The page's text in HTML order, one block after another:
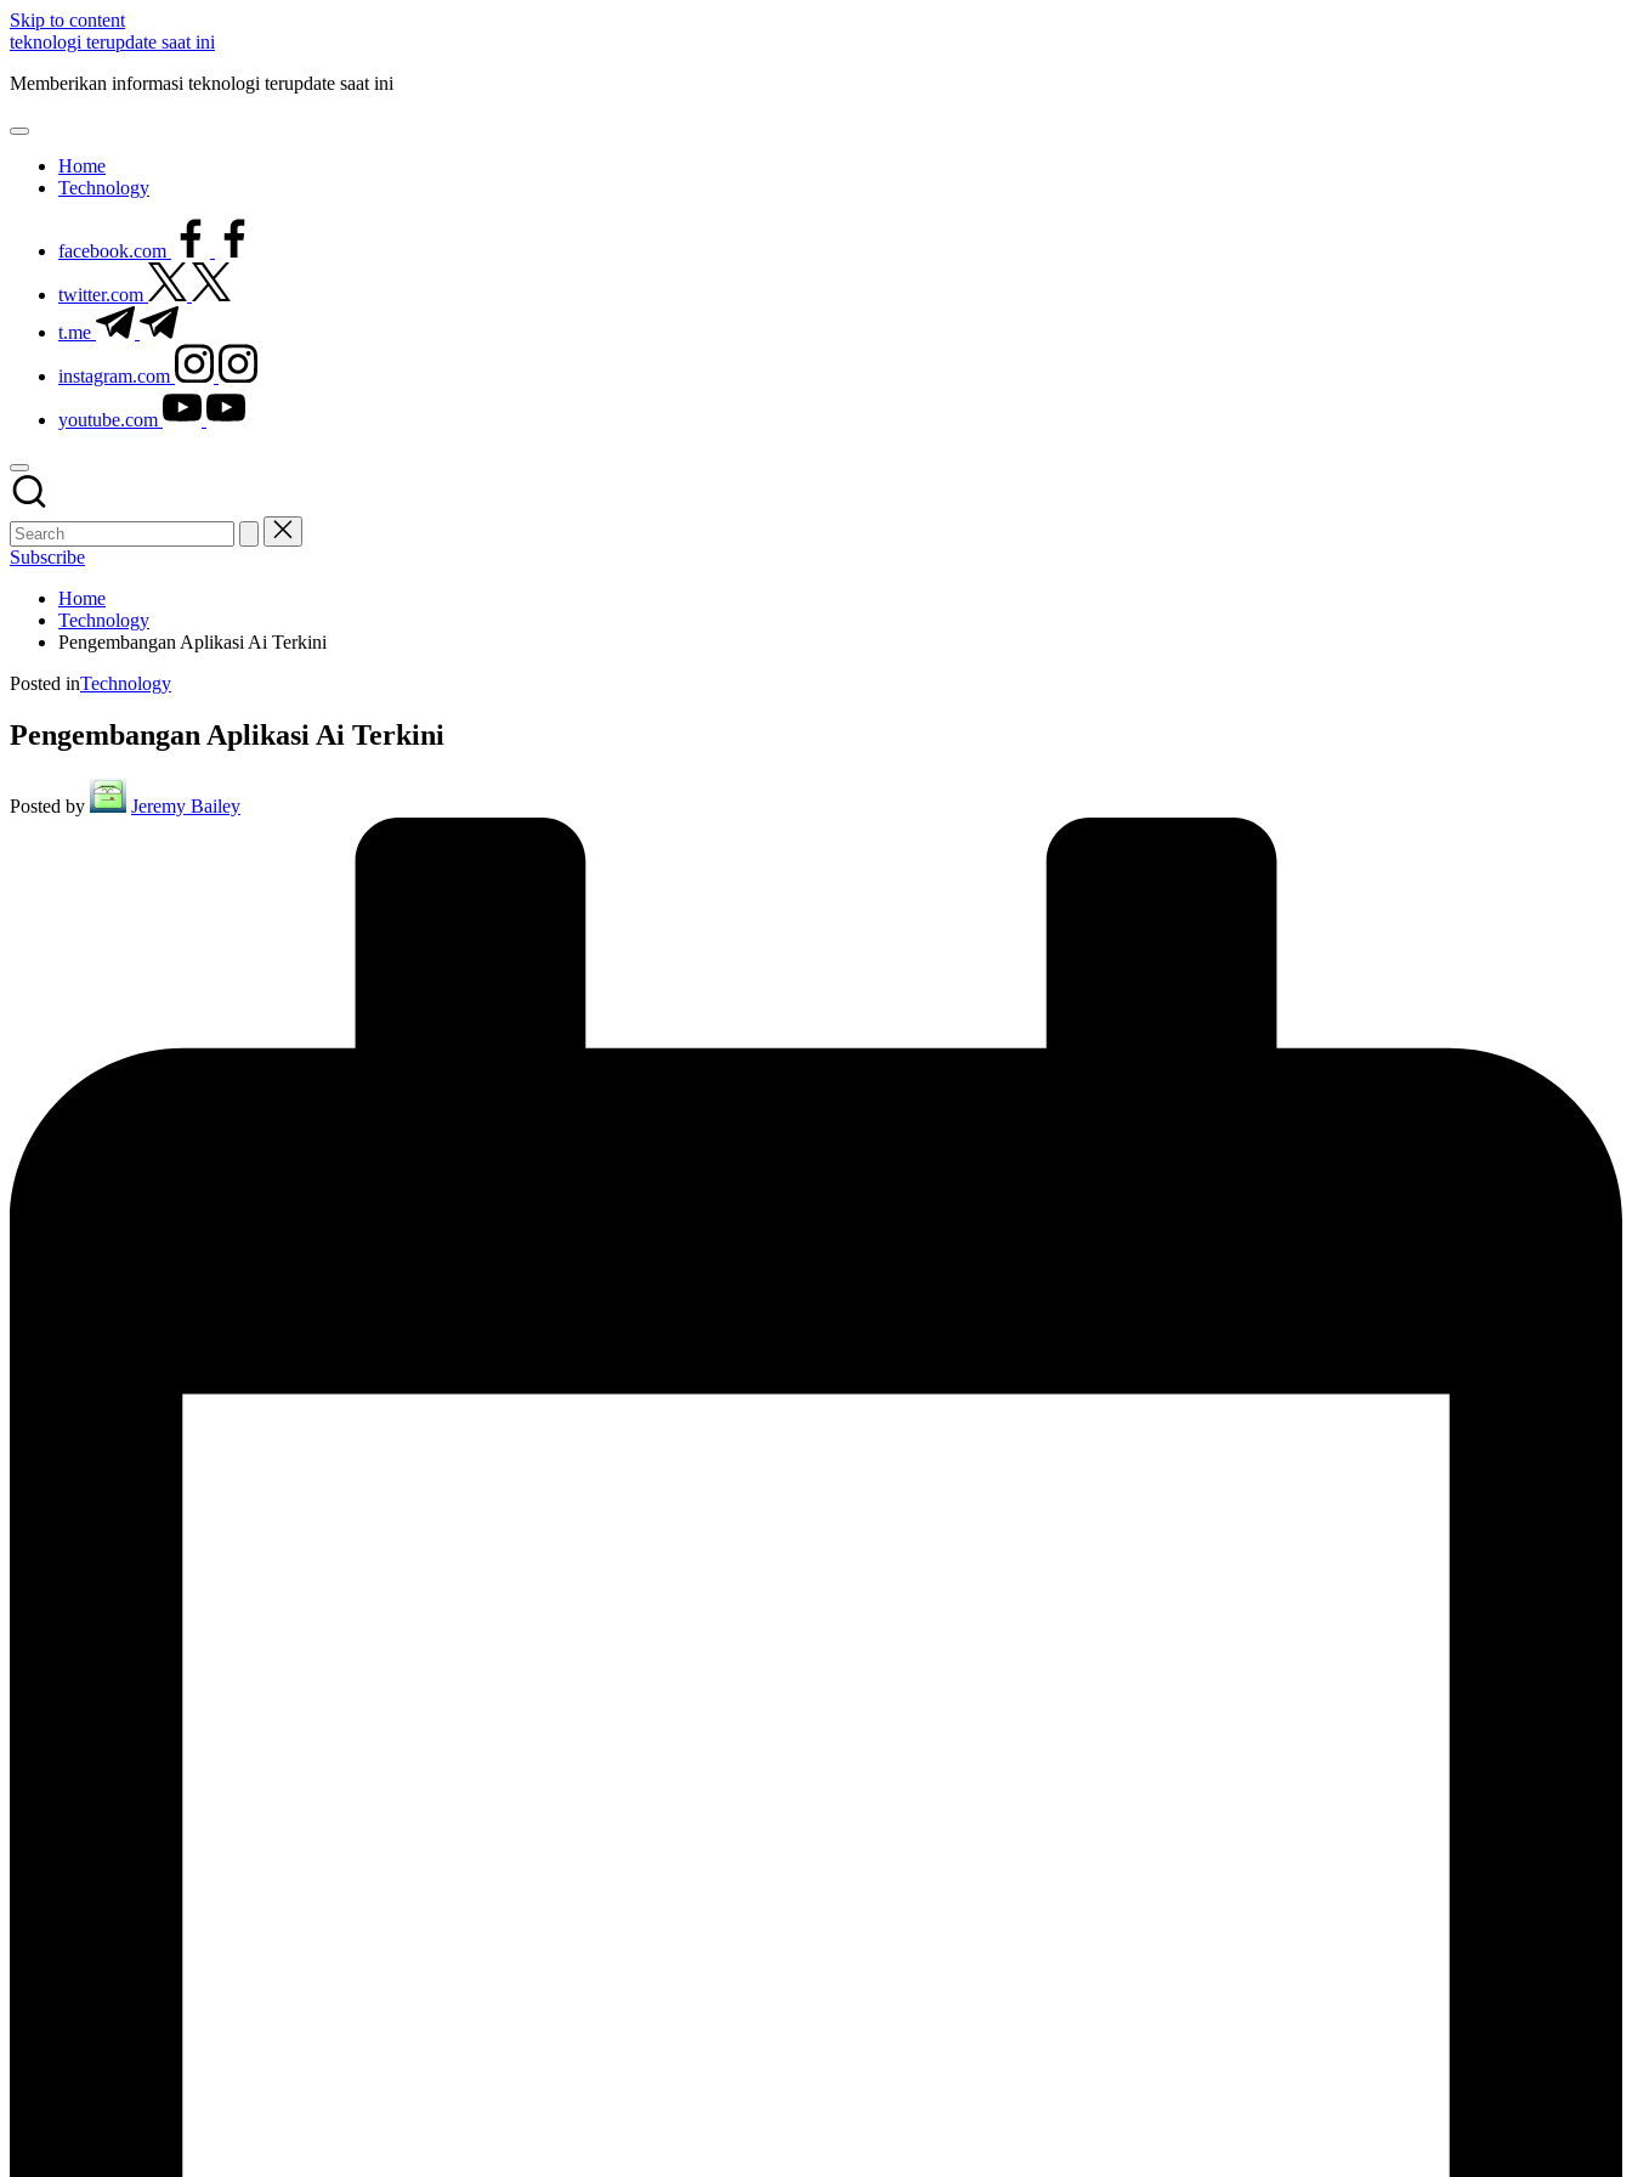
Skip to content
teknologi terupdate saat ini
Memberikan informasi teknologi terupdate saat ini
Home
Technology
facebook.com
twitter.com
t.me
instagram.com
youtube.com
Subscribe
Home
Technology
Pengembangan Aplikasi Ai Terkini
Posted inTechnology
Pengembangan Aplikasi Ai Terkini
Posted by Jeremy Bailey